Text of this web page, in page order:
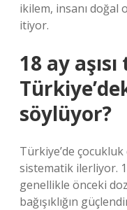
ikilem, insanı doğal
itiyor.
18 ay
söylüyor?
Türkiye’de çocukluk
sistematik ilerliyor.
genellikle önceki
bağışıklığın